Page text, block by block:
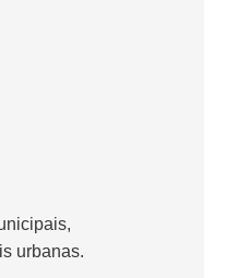
urbanas.